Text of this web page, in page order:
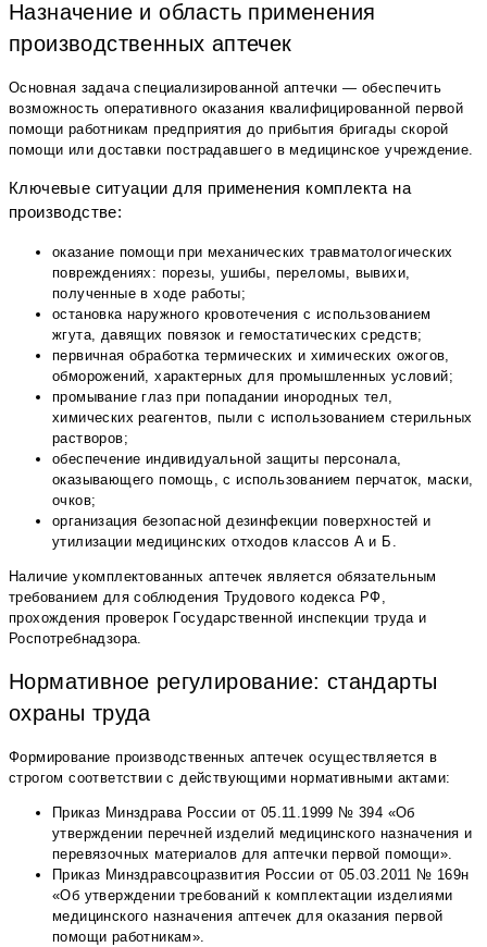
Назначение и область применения
производственных аптечек
Основная задача специализированной аптечки — обеспечить
возможность оперативного оказания квалифицированной первой
помощи работникам предприятия до прибытия бригады скорой
помощи или доставки пострадавшего в медицинское учреждение.
Ключевые ситуации для применения комплекта на
производстве:
оказание помощи при механических травматологических
повреждениях: порезы, ушибы, переломы, вывихи,
полученные в ходе работы;
остановка наружного кровотечения с использованием
жгута, давящих повязок и гемостатических средств;
первичная обработка термических и химических ожогов,
обморожений, характерных для промышленных условий;
промывание глаз при попадании инородных тел,
химических реагентов, пыли с использованием стерильных
растворов;
обеспечение индивидуальной защиты персонала,
оказывающего помощь, с использованием перчаток, маски,
очков;
организация безопасной дезинфекции поверхностей и
утилизации медицинских отходов классов А и Б.
Наличие укомплектованных аптечек является обязательным
требованием для соблюдения Трудового кодекса РФ,
прохождения проверок Государственной инспекции труда и
Роспотребнадзора.
Нормативное регулирование: стандарты
охраны труда
Формирование производственных аптечек осуществляется в
строгом соответствии с действующими нормативными актами:
Приказ Минздрава России от 05.11.1999 № 394 «Об
утверждении перечней изделий медицинского назначения и
перевязочных материалов для аптечки первой помощи».
Приказ Минздравсоцразвития России от 05.03.2011 № 169н
«Об утверждении требований к комплектации изделиями
медицинского назначения аптечек для оказания первой
помощи работникам».